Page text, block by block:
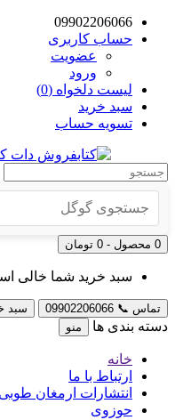
09902206066
حساب کاربری
عضویت
ورود
لیست دلخواه (0)
سبد خرید
تسویه حساب
0 محصول - 0 تومان
سبد خرید شما خالی
تماس 📞
09902206066 سبد
دسته بندی ها منو
خانه
ارتباط با ما
انتشارات ارمغان طوبی
حوزوی